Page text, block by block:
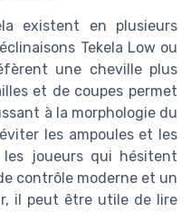
existent en plusieurs
Tekela Low ou
une cheville plus
et de coupes permet
à la morphologie du
les ampoules et les
joueurs qui hésitent
contrôle moderne et un
il peut être utile de lire